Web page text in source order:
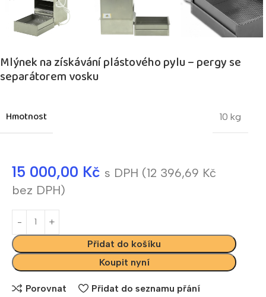
Mlýnek na získávání plástového pylu – pergy se
separátorem vosku
Hmotnost 10 kg
15 000,00 Kč s DPH (12 396,69 Kč
bez DPH)
Přidat do košíku
Koupit nyní
Porovnat Přidat do seznamu přání